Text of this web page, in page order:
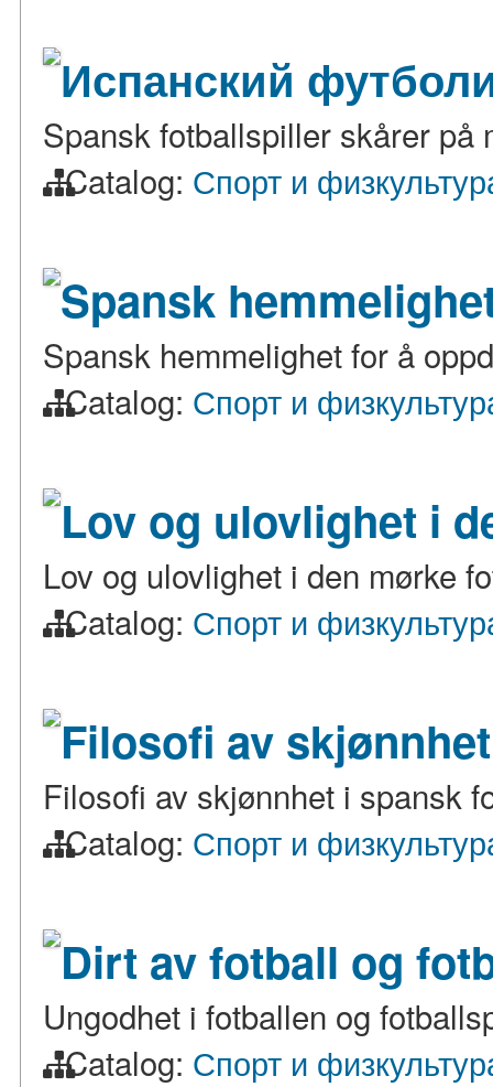
Испанский
Spansk fotballspiller skårer på
Catalog: Спорт и
Spansk
Spansk hemmelighet for å
Catalog: Спорт и
Lov og ulovlighet i
Lov og ulovlighet i den mørke
Catalog: Спорт и
Filosofi av
Filosofi av skjønnhet i spansk
Catalog: Спорт и
Dirt av fotball og
Ungodhet i fotballen og
Catalog: Спорт и